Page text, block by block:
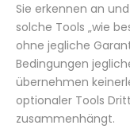
Sie erkennen an
solche Tools „wie
ohne jegliche
Bedingungen
übernehmen
optionaler Tools
zusammenhängt.